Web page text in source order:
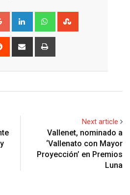
Google+ LinkedIn Whatsapp
Reddit
Share
Next article
Vallenet, nominado a
‘Vallenato con Mayor
Proyección’ en Premios
Luna